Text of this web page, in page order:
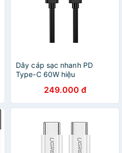
Dây cáp sạc nhanh PD
Type-C 60W hiệu
Type C to Type C PD cho
Smartphone / Tablet /
Macbook / Laptop Type C
(3A, công suất 60W, sạc
249.000 đ